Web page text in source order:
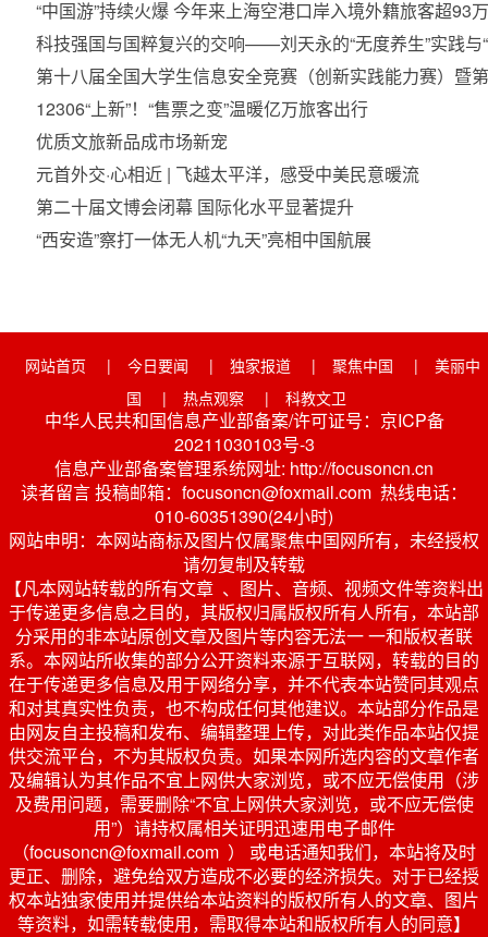
“中国游”持续火爆 今年来上海空港口岸入境外籍旅客超93
科技强国与国粹复兴的交响——刘天永的“无度养生”实践与
第十八届全国大学生信息安全竞赛（创新实践能力赛）暨
12306“上新”！“售票之变”温暖亿万旅客出行
优质文旅新品成市场新宠
元首外交·心相近 | 飞越太平洋，感受中美民意暖流
第二十届文博会闭幕 国际化水平显著提升
“西安造”察打一体无人机“九天”亮相中国航展
网站首页 | 今日要闻 | 独家报道 | 聚焦中国 |
美丽中
国
| 热点观察 | 科教文卫
中华人民共和国信息产业部备案/许可证号：京ICP备
20211030103号-3
信息产业部备案管理系统网址: http://focusoncn.cn
读者留言 投稿邮箱：focusoncn@foxmail.com 热线电话：
010-60351390(24小时)
网站申明：本网站商标及图片仅属聚焦中国网所有，未经授权
请勿复制及转载
【凡本网站转载的所有文章 、图片、音频、视频文件等资料出
于传递更多信息之目的，其版权归属版权所有人所有，本站部
分采用的非本站原创文章及图片等内容无法一 一和版权者联
系。本网站所收集的部分公开资料来源于互联网，转载的目的
在于传递更多信息及用于网络分享，并不代表本站赞同其观点
和对其真实性负责，也不构成任何其他建议。本站部分作品是
由网友自主投稿和发布、编辑整理上传，对此类作品本站仅提
供交流平台，不为其版权负责。如果本网所选内容的文章作者
及编辑认为其作品不宜上网供大家浏览，或不应无偿使用（涉
及费用问题，需要删除“不宜上网供大家浏览，或不应无偿使
用”）请持权属相关证明迅速用电子邮件
（focusoncn@foxmail.com ） 或电话通知我们，本站将及时
更正、删除，避免给双方造成不必要的经济损失。对于已经授
权本站独家使用并提供给本站资料的版权所有人的文章、图片
等资料，如需转载使用，需取得本站和版权所有人的同意】